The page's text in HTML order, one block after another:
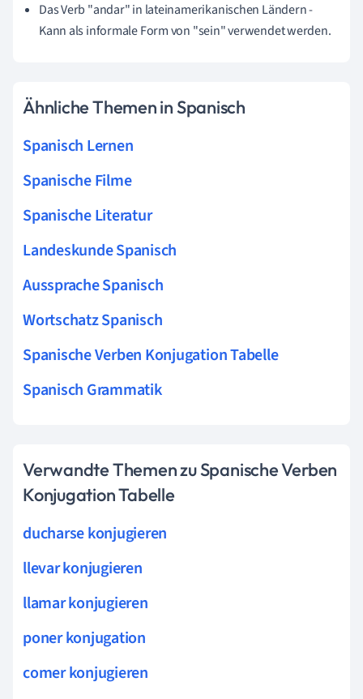
Das Verb "andar" in lateinamerikanischen Ländern -
Kann als informale Form von "sein" verwendet werden.
Ähnliche Themen in Spanisch
Spanisch Lernen
Spanische Filme
Spanische Literatur
Landeskunde Spanisch
Aussprache Spanisch
Wortschatz Spanisch
Spanische Verben Konjugation Tabelle
Spanisch Grammatik
Verwandte Themen zu Spanische Verben
Konjugation Tabelle
ducharse konjugieren
llevar konjugieren
llamar konjugieren
poner konjugation
comer konjugieren